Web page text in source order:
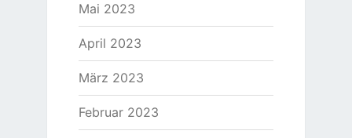
Mai 2023
April 2023
März 2023
Februar 2023